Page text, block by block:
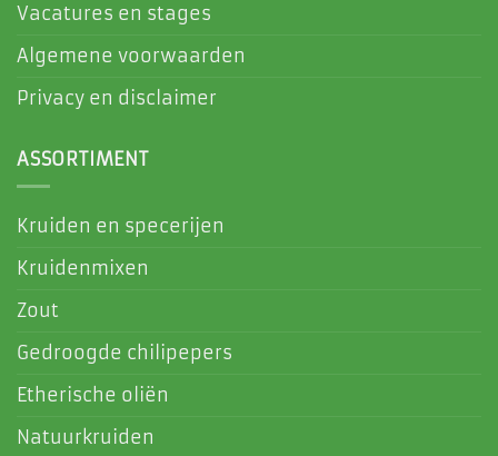
Vacatures en stages
Algemene voorwaarden
Privacy en disclaimer
ASSORTIMENT
Kruiden en specerijen
Kruidenmixen
Zout
Gedroogde chilipepers
Etherische oliën
Natuurkruiden